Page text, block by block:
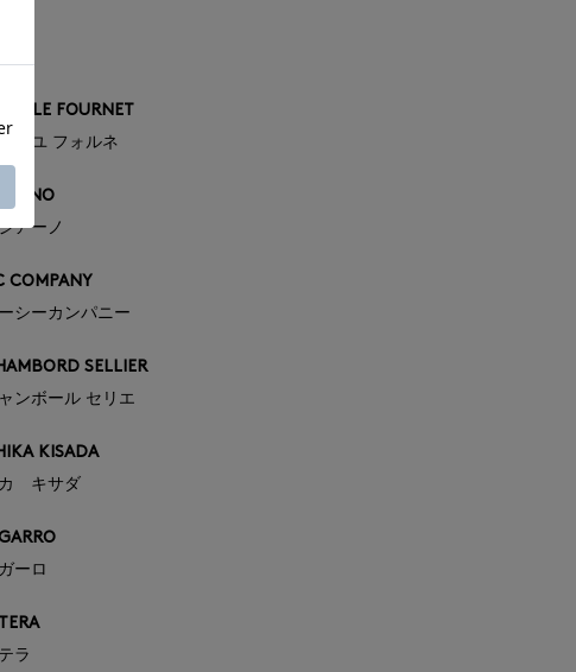
FOURNET
ミーユ フォルネ
アーノ
COMPANY
シーカンパニー
SELLIER
ンボール セリエ
KISADA
キサダ
ーロ
ラ